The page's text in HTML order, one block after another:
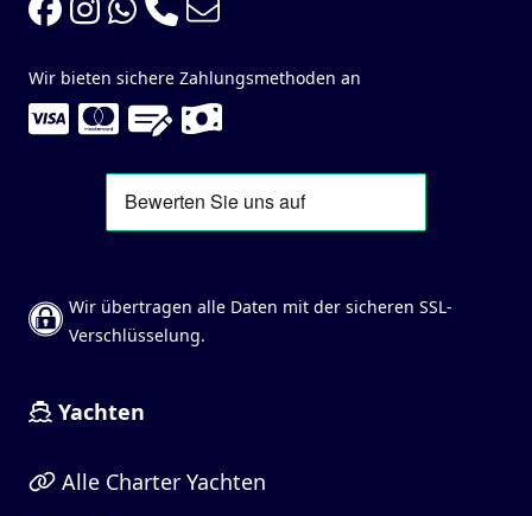
Wir bieten sichere Zahlungsmethoden an
Wir übertragen alle Daten mit der sicheren SSL-
Verschlüsselung.
Yachten
Alle Charter Yachten